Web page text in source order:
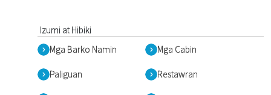
Izumi at Hibiki
Mga Barko Namin
Mga Cabin
Paliguan Restawran